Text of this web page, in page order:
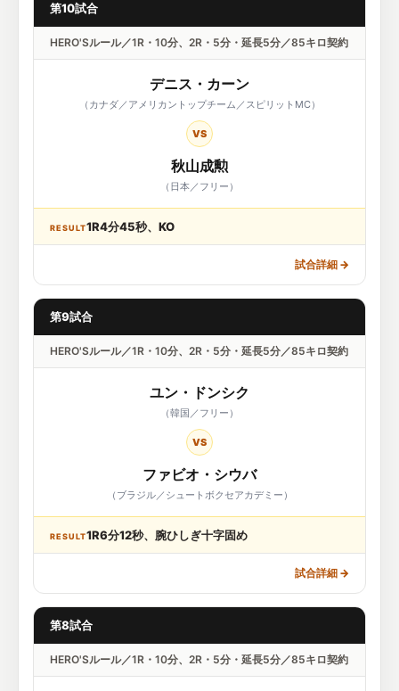
第10試合
HERO'Sルール／1R・10分、2R・5分・延長5分／85キロ契約
デニス・カーン
（カナダ／アメリカントップチーム／スピリットMC）
VS
秋山成勲
（日本／フリー）
RESULT1R4分45秒、KO
試合詳細 →
第9試合
HERO'Sルール／1R・10分、2R・5分・延長5分／85キロ契約
ユン・ドンシク
（韓国／フリー）
VS
ファビオ・シウバ
（ブラジル／シュートボクセアカデミー）
RESULT1R6分12秒、腕ひしぎ十字固め
試合詳細 →
第8試合
HERO'Sルール／1R・10分、2R・5分・延長5分／85キロ契約